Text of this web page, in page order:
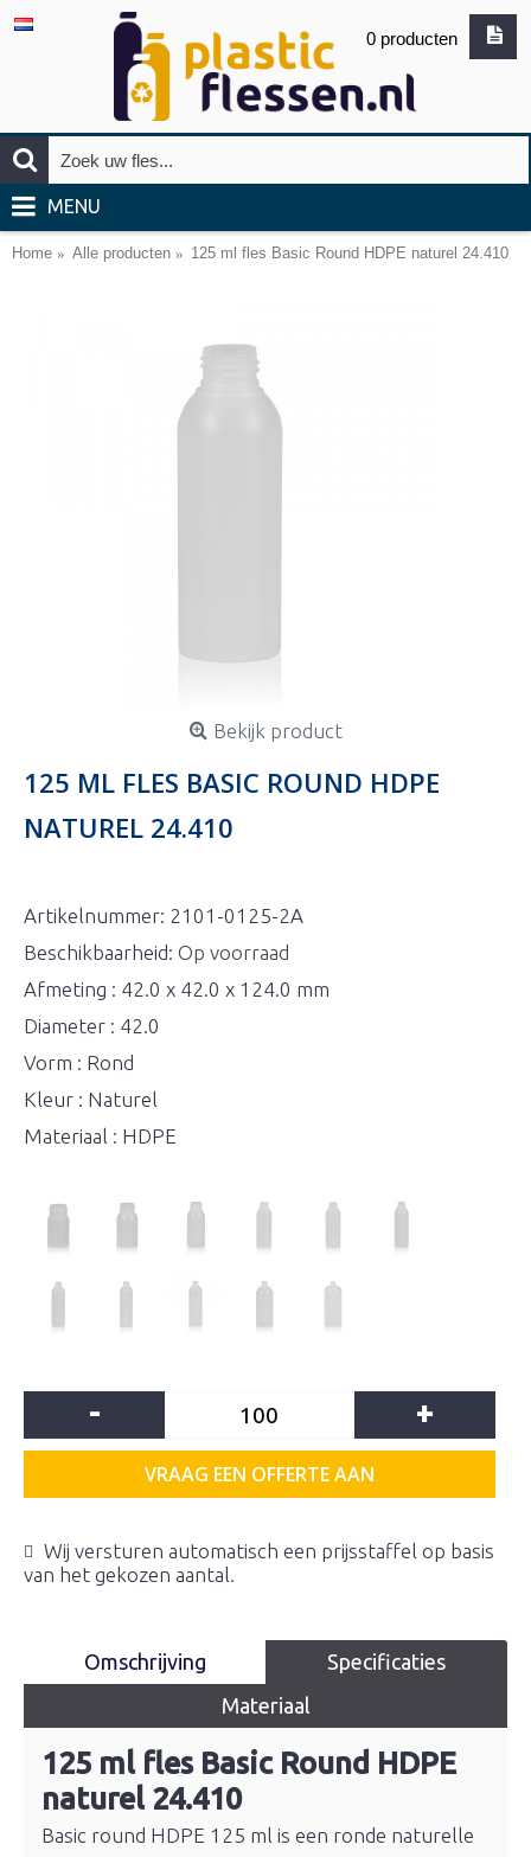
0 producten
MENU
Home Alle producten 125 ml fles Basic Round HDPE naturel 24.410
Bekijk product
125 ML FLES BASIC ROUND HDPE
NATUREL 24.410
Artikelnummer: 2101-0125-2A
Beschikbaarheid: Op voorraad
Afmeting : 42.0 x 42.0 x 124.0 mm
Diameter : 42.0
Vorm : Rond
Kleur : Naturel
Materiaal : HDPE
- +
VRAAG EEN OFFERTE AAN
Wij versturen automatisch een prijsstaffel op basis
van het gekozen aantal.
Omschrijving
Specificaties
Materiaal
125 ml fles Basic Round HDPE
naturel 24.410
Basic round HDPE 125 ml is een ronde naturelle